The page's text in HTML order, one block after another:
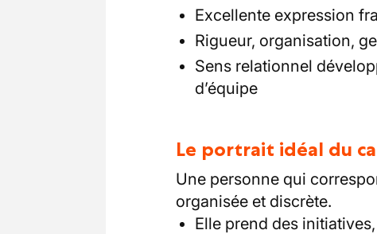
Excellente expression
Rigueur, organisation,
Sens relationnel
d’équipe
Le portrait idéal du
Une personne qui
organisée et discrète.
Elle prend des